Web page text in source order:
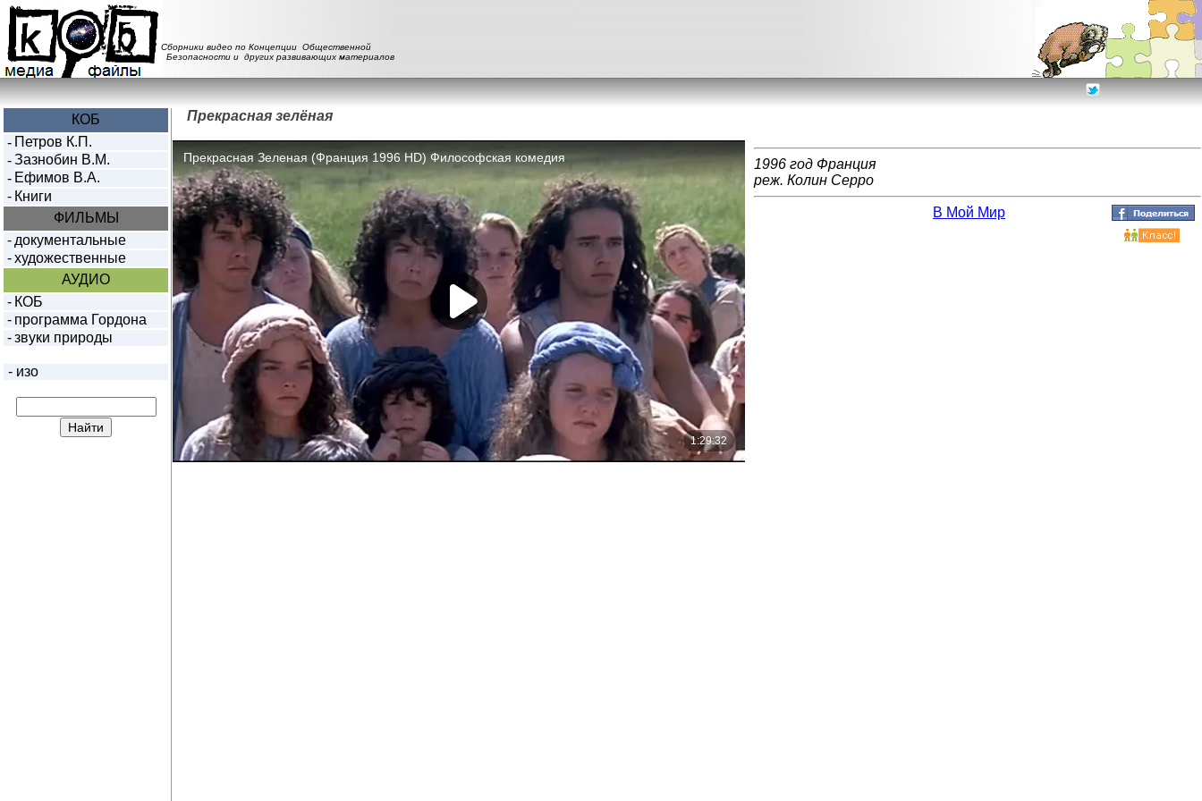
Сборники видео по Концепции Общественной
Безопасности и других развивающих материалов
КОБ
- Петров К.П.
- Зазнобин В.М.
- Ефимов В.А.
- Книги
ФИЛЬМЫ
- документальные
- художественные
АУДИО
- КОБ
- программа Гордона
- звуки природы
- изо
Прекрасная зелёная
1996 год Франция
реж. Колин Серро
В Мой Мир